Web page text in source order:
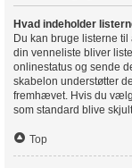
Hvad indeholder
Du kan bruge listerne
din venneliste bliver
onlinestatus og sende
skabelon understøtter
fremhævet. Hvis du
som standard blive
Top